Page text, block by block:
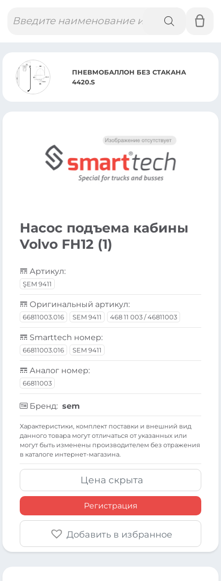
товаров
ПНЕВМОБАЛЛОН БЕЗ СТАКАНА
4420.S
Насос подъема кабины
Volvo FH12 (1)
Артикул:
ŞEM 9411
Оригинальный артикул:
66811003.016 SEM 9411 468 11 003 / 46811003
Smarttech номер:
66811003.016 SEM 9411
Аналог номер:
66811003
Бренд: sem
Xарактеристики, комплект поставки и внешний вид
данного товара могут отличаться от указанных или
могут быть изменены производителем без отражения
в каталоге интернет-магазина.
Цена скрыта
Регистрация
Добавить в избранное